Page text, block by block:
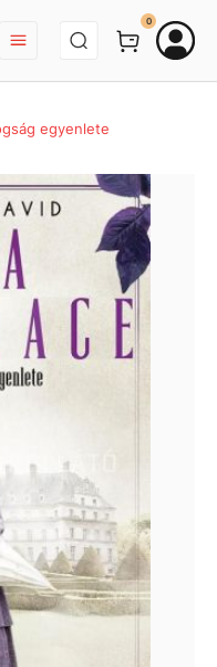
BEJELENTKEZÉS
0
egyenlete